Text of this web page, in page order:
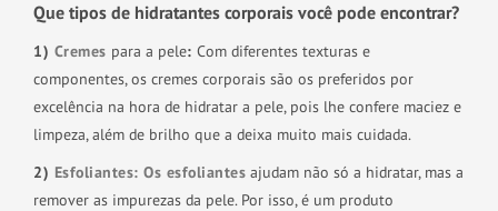
Que tipos de hidratantes corporais você pode encontrar?
1) Cremes para a pele: Com diferentes texturas e
componentes, os cremes corporais são os preferidos por
excelência na hora de hidratar a pele, pois lhe confere maciez e
limpeza, além de brilho que a deixa muito mais cuidada.
2) Esfoliantes: Os esfoliantes ajudam não só a hidratar, mas a
remover as impurezas da pele. Por isso, é um produto